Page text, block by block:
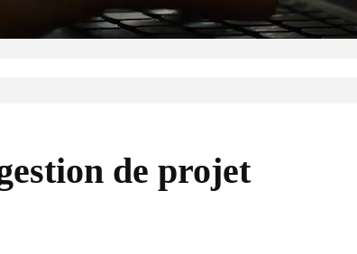
de projet